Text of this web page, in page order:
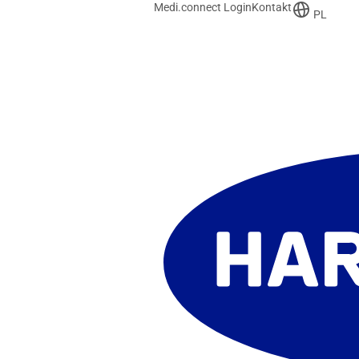
Medi.connect LoginKontakt
PL